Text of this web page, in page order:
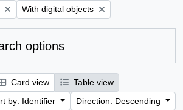
Remove filter:
With digital objects
options
Card view
Table view
by: Identifier
Direction: Descending